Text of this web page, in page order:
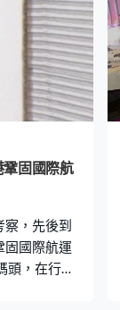
淑嫻：「其
往年增加，
議，我們亦
工作。」 除
成本效益。
到效果不
句話講花
機械梯進入
，有時是
固國際航
察，先後到
固國際航運
頭，在行政